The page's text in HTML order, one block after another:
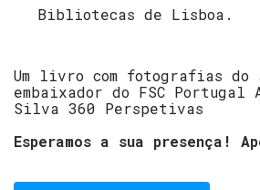
Bibliotecas de Lisboa .
Um livro com fotografias do
embaixador do FSC Portugal
Silva 360 Perspetivas
Esperamos a sua presença!